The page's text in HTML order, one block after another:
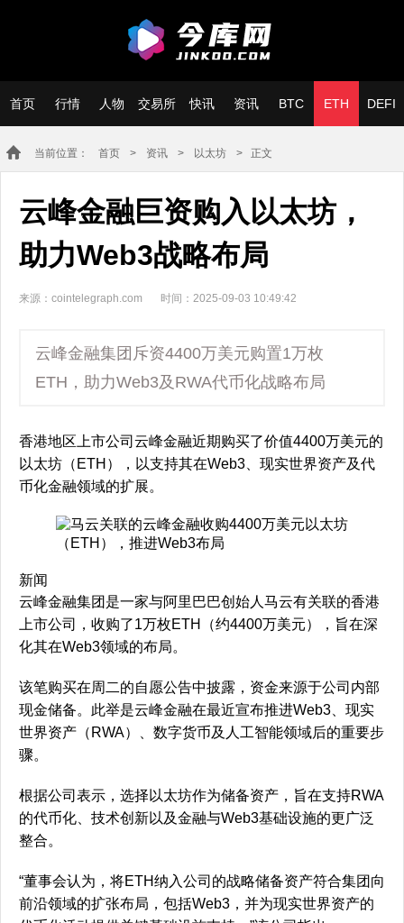
首页 行情 人物 交易所 快讯 资讯 BTC ETH DEFI
当前位置： 首页 > 资讯 > 以太坊 > 正文
云峰金融巨资购入以太坊，
助力Web3战略布局
来源：cointelegraph.com 时间：2025-09-03 10:49:42
云峰金融集团斥资4400万美元购置1万枚
ETH，助力Web3及RWA代币化战略布局
香港地区上市公司云峰金融近期购买了价值4400万美元的
以太坊（ETH），以支持其在Web3、现实世界资产及代
币化金融领域的扩展。
新闻
云峰金融集团是一家与阿里巴巴创始人马云有关联的香港
上市公司，收购了1万枚ETH（约4400万美元），旨在深
化其在Web3领域的布局。
该笔购买在周二的自愿公告中披露，资金来源于公司内部
现金储备。此举是云峰金融在最近宣布推进Web3、现实
世界资产（RWA）、数字货币及人工智能领域后的重要步
骤。
根据公司表示，选择以太坊作为储备资产，旨在支持RWA
的代币化、技术创新以及金融与Web3基础设施的更广泛
整合。
“董事会认为，将ETH纳入公司的战略储备资产符合集团向
前沿领域的扩张布局，包括Web3，并为现实世界资产的